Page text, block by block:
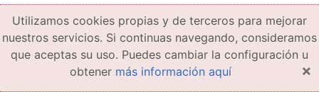
Utilizamos cookies propias y de terceros para mejorar
nuestros servicios. Si continuas navegando, consideramos
que aceptas su uso. Puedes cambiar la configuración u
obtener más información aquí ×